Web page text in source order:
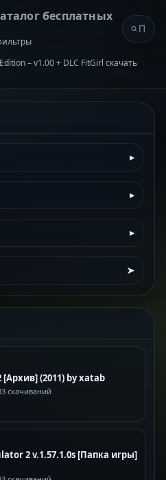
бесплатных
– v1.00 + DLC FitGirl скачать
▸
▸
▸
➤
[Архив] (2011) by xatab
скачиваний
2 v.1.57.1.0s [Папка игры]